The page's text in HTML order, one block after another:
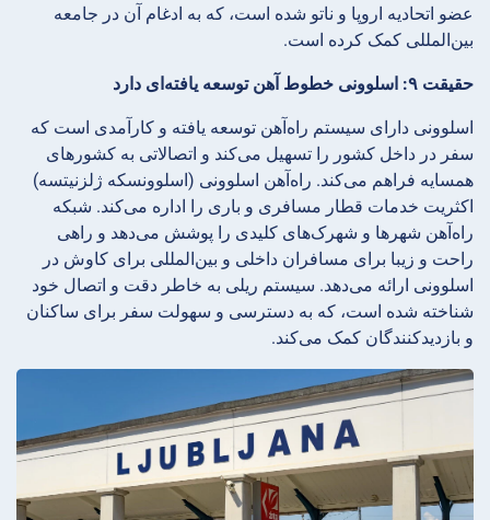
عضو اتحادیه اروپا و ناتو شده است، که به ادغام آن در جامعه
بین‌المللی کمک کرده است.
حقیقت ۹: اسلوونی خطوط آهن توسعه یافته‌ای دارد
اسلوونی دارای سیستم راه‌آهن توسعه یافته و کارآمدی است که
سفر در داخل کشور را تسهیل می‌کند و اتصالاتی به کشورهای
همسایه فراهم می‌کند. راه‌آهن اسلوونی (اسلوونسکه ژلزنیتسه)
اکثریت خدمات قطار مسافری و باری را اداره می‌کند. شبکه
راه‌آهن شهرها و شهرک‌های کلیدی را پوشش می‌دهد و راهی
راحت و زیبا برای مسافران داخلی و بین‌المللی برای کاوش در
اسلوونی ارائه می‌دهد. سیستم ریلی به خاطر دقت و اتصال خود
شناخته شده است، که به دسترسی و سهولت سفر برای ساکنان
و بازدیدکنندگان کمک می‌کند.